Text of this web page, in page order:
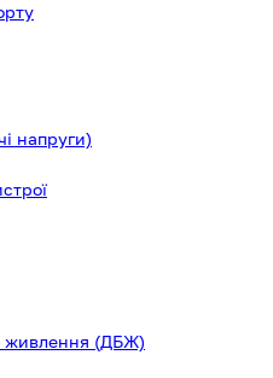
напруги)
живлення (ДБЖ)